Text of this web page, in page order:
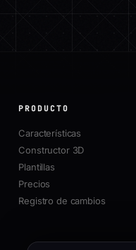
PRODUCTO
Características
Constructor 3D
Plantillas
Precios
Registro de cambios